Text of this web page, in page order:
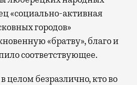
«социально-активная
городов»
«братву», благо и
соответствующее.
целом безразлично, кто во